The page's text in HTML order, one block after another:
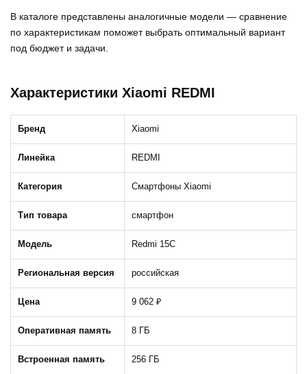
В каталоге представлены аналогичные модели — сравнение
по характеристикам поможет выбрать оптимальный вариант
под бюджет и задачи.
Характеристики Xiaomi REDMI
Бренд Xiaomi
Линейка REDMI
Категория Смартфоны Xiaomi
Тип товара смартфон
Модель Redmi 15C
Региональная версия российская
Цена 9 062 ₽
Оперативная память 8 ГБ
Встроенная память 256 ГБ